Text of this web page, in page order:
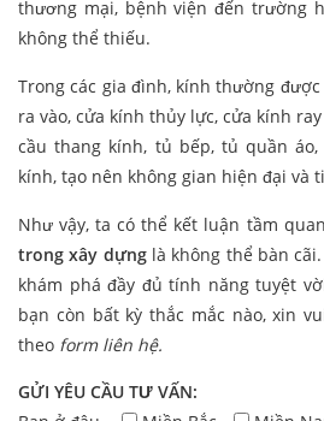
thương mại, bệnh viện đến trường
không thể thiếu.
Trong các gia đình, kính thường
ra vào, cửa kính thủy lực, cửa kính
cầu thang kính, tủ bếp, tủ quần
kính, tạo nên không gian hiện đại và
Như vậy, ta có thể kết luận tầm
trong xây dựnglà không thể bàn cãi.
khám phá đầy đủ tính năng tuyệt
bạn còn bất kỳ thắc mắc nào, xin
theo form liên hệ.
GỬI YÊU CẦU TƯ VẤN: